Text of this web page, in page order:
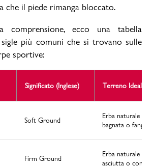
che il piede rimanga bloccato.
comprensione, ecco una tabella
sigle più comuni che si trovano sulle
sportive:
Significato (Inglese) Terreno Ideale
Soft Ground
Erba naturale
bagnata o fangosa
Firm Ground
Erba naturale
asciutta o